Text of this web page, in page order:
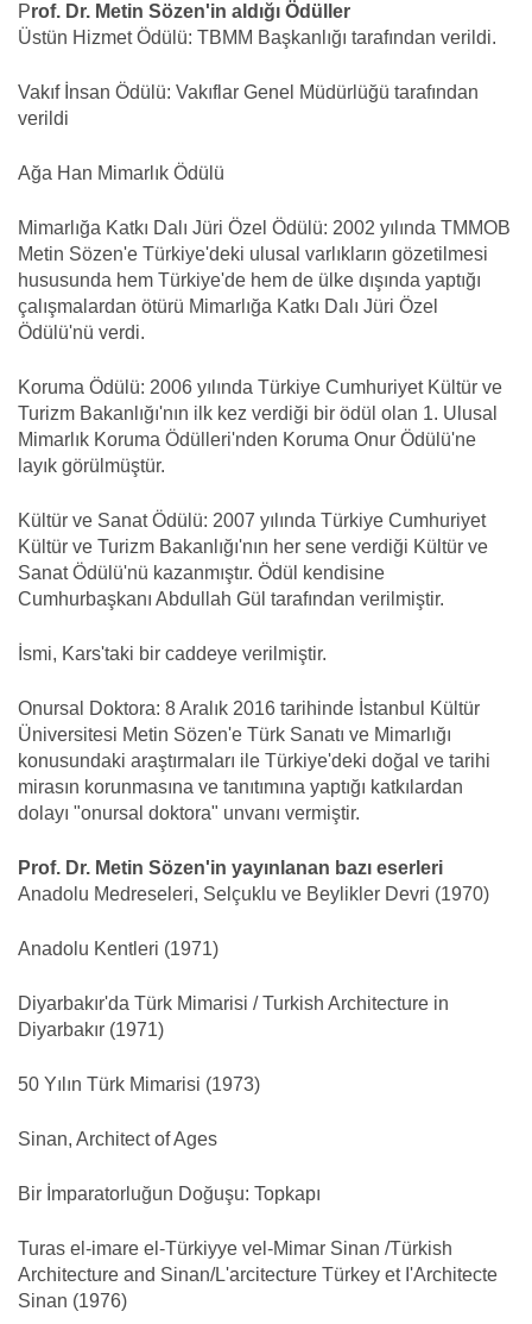
Prof. Dr. Metin Sözen'in aldığı Ödüller
Üstün Hizmet Ödülü: TBMM Başkanlığı tarafından verildi.
Vakıf İnsan Ödülü: Vakıflar Genel Müdürlüğü tarafından
verildi
Ağa Han Mimarlık Ödülü
Mimarlığa Katkı Dalı Jüri Özel Ödülü: 2002 yılında TMMOB
Metin Sözen'e Türkiye'deki ulusal varlıkların gözetilmesi
hususunda hem Türkiye'de hem de ülke dışında yaptığı
çalışmalardan ötürü Mimarlığa Katkı Dalı Jüri Özel
Ödülü'nü verdi.
Koruma Ödülü: 2006 yılında Türkiye Cumhuriyet Kültür ve
Turizm Bakanlığı'nın ilk kez verdiği bir ödül olan 1. Ulusal
Mimarlık Koruma Ödülleri'nden Koruma Onur Ödülü'ne
layık görülmüştür.
Kültür ve Sanat Ödülü: 2007 yılında Türkiye Cumhuriyet
Kültür ve Turizm Bakanlığı'nın her sene verdiği Kültür ve
Sanat Ödülü'nü kazanmıştır. Ödül kendisine
Cumhurbaşkanı Abdullah Gül tarafından verilmiştir.
İsmi, Kars'taki bir caddeye verilmiştir.
Onursal Doktora: 8 Aralık 2016 tarihinde İstanbul Kültür
Üniversitesi Metin Sözen'e Türk Sanatı ve Mimarlığı
konusundaki araştırmaları ile Türkiye'deki doğal ve tarihi
mirasın korunmasına ve tanıtımına yaptığı katkılardan
dolayı "onursal doktora" unvanı vermiştir.
Prof. Dr. Metin Sözen'in yayınlanan bazı eserleri
Anadolu Medreseleri, Selçuklu ve Beylikler Devri (1970)
Anadolu Kentleri (1971)
Diyarbakır'da Türk Mimarisi / Turkish Architecture in
Diyarbakır (1971)
50 Yılın Türk Mimarisi (1973)
Sinan, Architect of Ages
Bir İmparatorluğun Doğuşu: Topkapı
Turas el-imare el-Türkiyye vel-Mimar Sinan /Türkish
Architecture and Sinan/L'arcitecture Türkey et I'Architecte
Sinan (1976)